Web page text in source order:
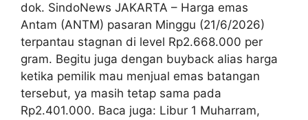
dok. SindoNews JAKARTA – Harga emas
Antam (ANTM) pasaran Minggu (21/6/2026)
terpantau stagnan di level Rp2.668.000 per
gram. Begitu juga dengan buyback alias harga
ketika pemilik mau menjual emas batangan
tersebut, ya masih tetap sama pada
Rp2.401.000. Baca juga: Libur 1 Muharram,